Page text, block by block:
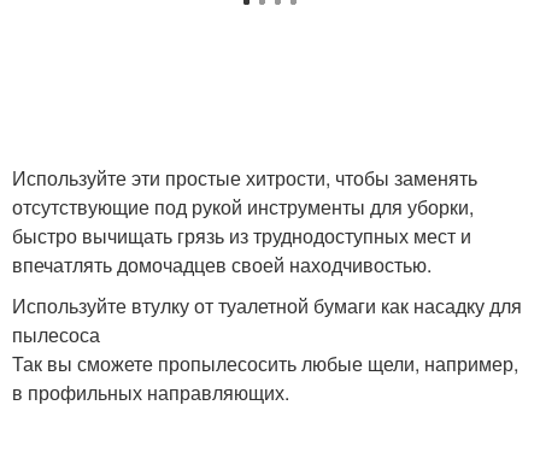
Используйте эти простые хитрости, чтобы заменять
отсутствующие под рукой инструменты для уборки,
быстро вычищать грязь из труднодоступных мест и
впечатлять домочадцев своей находчивостью.
Используйте втулку от туалетной бумаги как насадку для
пылесоса
Так вы сможете пропылесосить любые щели, например,
в профильных направляющих.